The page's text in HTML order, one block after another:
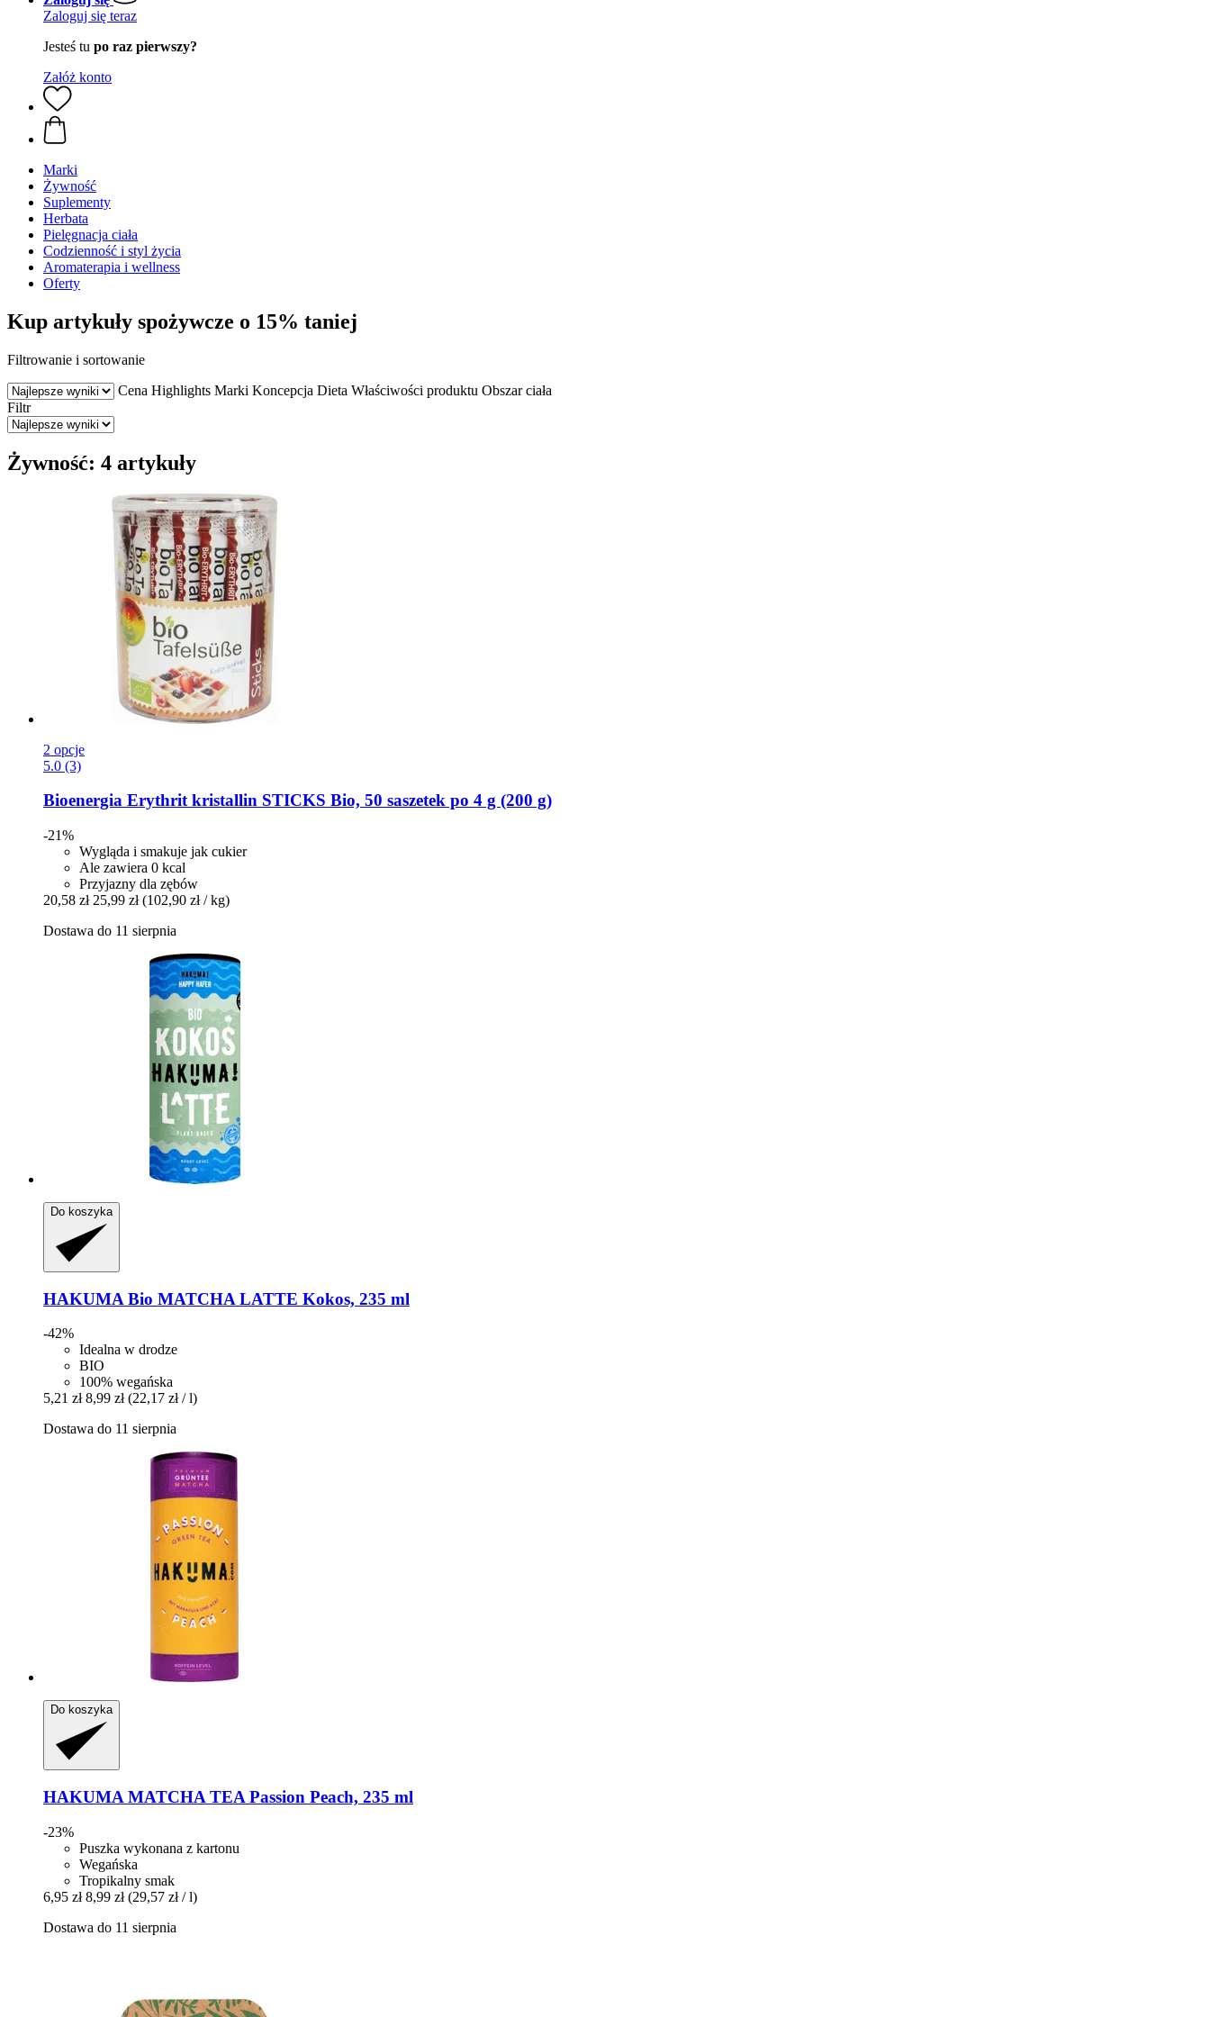
Zaloguj się teraz
Jesteś tu po raz pierwszy?
Załóż konto
Marki
Żywność
Suplementy
Herbata
Pielęgnacja ciała
Codzienność i styl życia
Aromaterapia i wellness
Oferty
Kup artykuły spożywcze o 15% taniej
Filtrowanie i sortowanie
Cena Highlights Marki Koncepcja Dieta Właściwości produktu Obszar ciała
Filtr
Żywność: 4 artykuły
2 opcje
5.0 (3)
Bioenergia Erythrit kristallin STICKS Bio, 50 saszetek po 4 g (200 g)
-21%
Wygląda i smakuje jak cukier
Ale zawiera 0 kcal
Przyjazny dla zębów
20,58 zł 25,99 zł (102,90 zł / kg)
Dostawa do 11 sierpnia
Do koszyka
HAKUMA Bio MATCHA LATTE Kokos, 235 ml
-42%
Idealna w drodze
BIO
100% wegańska
5,21 zł 8,99 zł (22,17 zł / l)
Dostawa do 11 sierpnia
Do koszyka
HAKUMA MATCHA TEA Passion Peach, 235 ml
-23%
Puszka wykonana z kartonu
Wegańska
Tropikalny smak
6,95 zł 8,99 zł (29,57 zł / l)
Dostawa do 11 sierpnia